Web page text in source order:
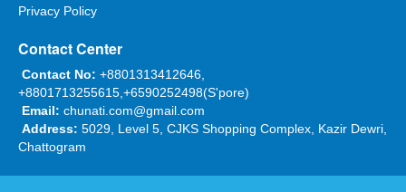
Privacy Policy
Contact Center
Contact No: +8801313412646,
+8801713255615,+6590252498(S'pore)
Email: chunati.com@gmail.com
Address: 5029, Level 5, CJKS Shopping Complex, Kazir Dewri,
Chattogram